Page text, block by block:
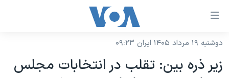
لینکهای
دسترسی
جهش
نسخه سبک وب‌سایت
دوشنبه ۱۹ مرداد ۱۴۰۵ ایران ۰۹:۲۳
زير ذره بين: تقلب در انتخابات مجلس